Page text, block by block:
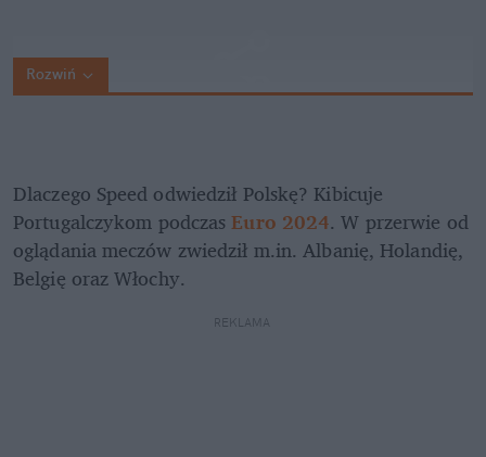
Rozwiń
Dlaczego Speed odwiedził Polskę? Kibicuje
Portugalczykom podczas Euro 2024. W przerwie od
oglądania meczów zwiedził m.in. Albanię, Holandię,
Belgię oraz Włochy.
REKLAMA